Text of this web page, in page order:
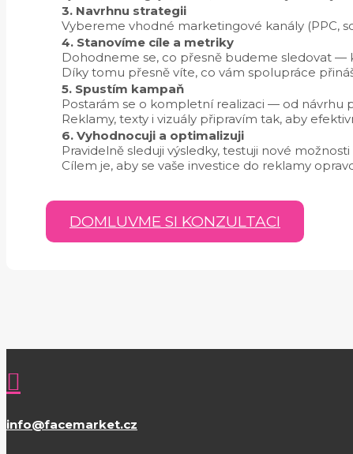
3. Navrhnu strategii
Vybereme vhodné marketingové kanály (PPC,
4. Stanovíme cíle a metriky
Dohodneme se, co přesně budeme sledovat —
Díky tomu přesně víte, co vám spolupráce
5. Spustím kampaň
Postarám se o kompletní realizaci — od návrhu
Reklamy, texty i vizuály připravím tak, aby
6. Vyhodnocuji a optimalizuji
Pravidelně sleduji výsledky, testuji nové
Cílem je, aby se vaše investice do reklamy
DOMLUVME SI KONZULTACI

info@facemarket.cz